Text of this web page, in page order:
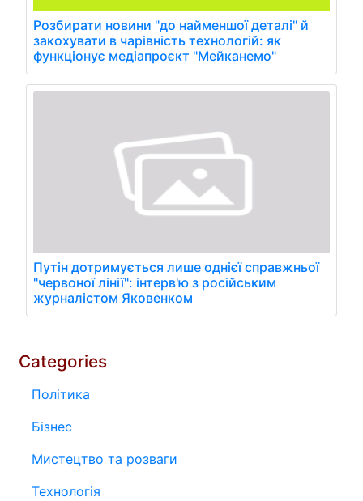
Розбирати новини "до найменшої деталі" й
закохувати в чарівність технологій: як
функціонує медіапроєкт "Мейканемо"
Путін дотримується лише однієї справжньої
"червоної лінії": інтерв'ю з російським
журналістом Яковенком
Categories
Політика
Бізнес
Мистецтво та розваги
Технологія